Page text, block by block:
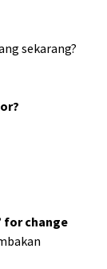
sekarang?
for change